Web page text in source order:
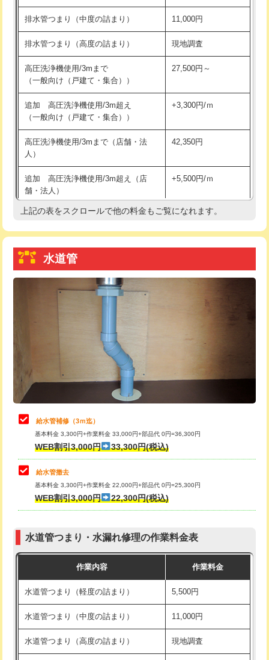
持込商品取付（浄水器・分岐水栓） 16,500円
給水管工事※（ホール加工) 16,500円
給水管工事※（バンド止め) 3,300円
給水管工事※（支持金具設置)
給水管工事※（保温材使用（バンド止
め込み）)
5,500円
給水管工事※（土の掘削・埋め戻し作
業)
11,000円
給水管工事※（塩ビ管（VP・HI）使
用/3ｍまで)
33,000円
給水管工事※（塩ビ管（VP・HI）使
+8,800円
給水管工事※（ライニング鋼管・銅
管・ポリ管・HT管使用/3ｍまで)
給水管工事※（ライニング鋼管・銅
管・ポリ管・HT管使用/3ｍ超え)
排水管工事（土の掘削・埋め戻し作
11,000円~
排水管工事（排水管工事/3ｍまで） 55,000円
排水管工事（追加 排水管工事/3ｍ超
マス交換（土の掘削・埋め戻し作業）
マス交換（深さ50㎝未満）
マス交換（深さ50㎝以上）
コンクリート斫り（厚さ10㎝まで）
モルタル補修（厚さ10㎝超え） 38,500円
洗面台設置 38,500円
化粧台設置 22,000円
追加人工 16,500円
排水管つまり（中度の詰まり） 11,000円
排水管つまり（高度の詰まり） 現地調査
高圧洗浄機使用/3mまで
（一般向け（戸建て・集合））
27,500円～
追加 高圧洗浄機使用/3m超え
（一般向け（戸建て・集合））
+3,300円/ｍ
高圧洗浄機使用/3mまで（店舗・法
人）
42,350円
追加 高圧洗浄機使用/3m超え（店
舗・法人）
+5,500円/ｍ
高度高圧洗浄換 現地調査
トーラー機使用/3mまで
追加トーラー機使用/3m超え
8,800円
止水・漏水調査・防水処理・清掃・修
理・調整・分解・加工など（軽作業）
11,000円
止水・漏水調査・防水処理・清掃・修
理・調整・分解・加工など（中作業）
止水・漏水調査・防水処理・清掃・修
理・調整・分解・加工など（重作業）
33,000円
その他部品の脱着
交換・取付（タンク）
式）)
式・ワンホール）)
交換・取付(排水栓・排水トラップ
22,000円+材料費
上記の表をスクロールで他の料金もご覧になれます。
水道管
給水管補修（3ｍ迄）
基本料金 3,300円+作業料金 33,000円+部品代 0円=36,300円
WEB割引3,000円 33,300円(税込)
給水管撤去
基本料金 3,300円+作業料金 22,000円+部品代 0円=25,300円
WEB割引3,000円 22,300円(税込)
水道管つまり・水漏れ修理の作業料金表
作業内容 作業料金
水道管つまり（軽度の詰まり） 5,500円
水道管つまり（中度の詰まり） 11,000円
水道管つまり（高度の詰まり） 現地調査